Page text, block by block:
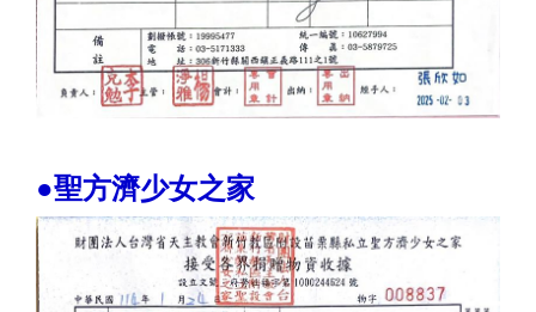
●聖方濟少女之家